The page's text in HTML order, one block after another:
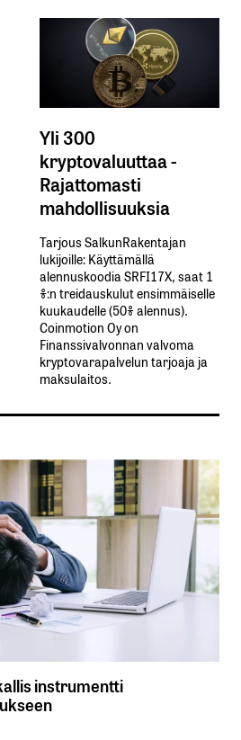
Yli 300
kryptovaluuttaa -
Rajattomasti
mahdollisuuksia
Tarjous SalkunRakentajan
lukijoille: Käyttämällä​ ​
alennuskoodia​ ​SRFI17X,​ ​saat​ ​1
%:n treidauskulut​ ​ensimmäiselle​ ​
kuukaudelle​ ​(50%​ ​alennus).
Coinmotion Oy on
Finanssivalvonnan valvoma
kryptovarapalvelun tarjoaja ja
maksulaitos.
instrumentti